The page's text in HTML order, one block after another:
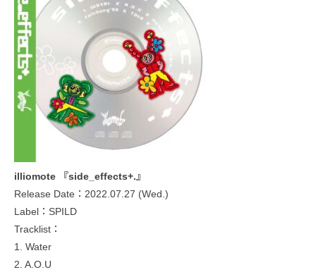
illiomote 『side_effects+.』
Release Date：2022.07.27 (Wed.)
Label：SPILD
Tracklist：
1. Water
2. A.O.U